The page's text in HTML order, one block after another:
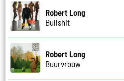
Robert Long
Bullshit
Robert Long
Buurvrouw